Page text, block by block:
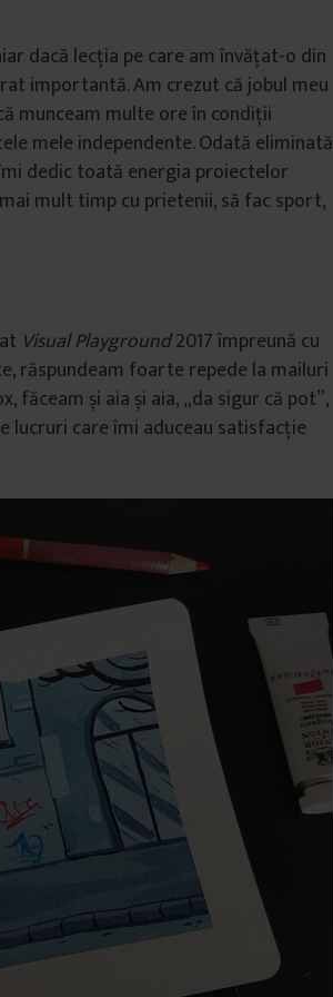
dacă lecția pe care am învățat-o din
importantă. Am crezut că jobul meu
munceam multe ore în condiții
mele independente. Odată eliminată
dedic toată energia proiectelor
mult timp cu prietenii, să fac sport,
Visual Playground2017 împreună cu
răspundeam foarte repede la mailuri
făceam și aia și aia, „da sigur că pot”,
lucruri care îmi aduceau satisfacție